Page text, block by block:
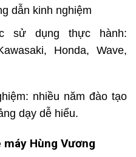
dẫn kinh nghiệm
sử dụng thực hành:
Honda, Wave,
nhiều năm đào tạo
dạy dễ hiểu.
Hùng Vương